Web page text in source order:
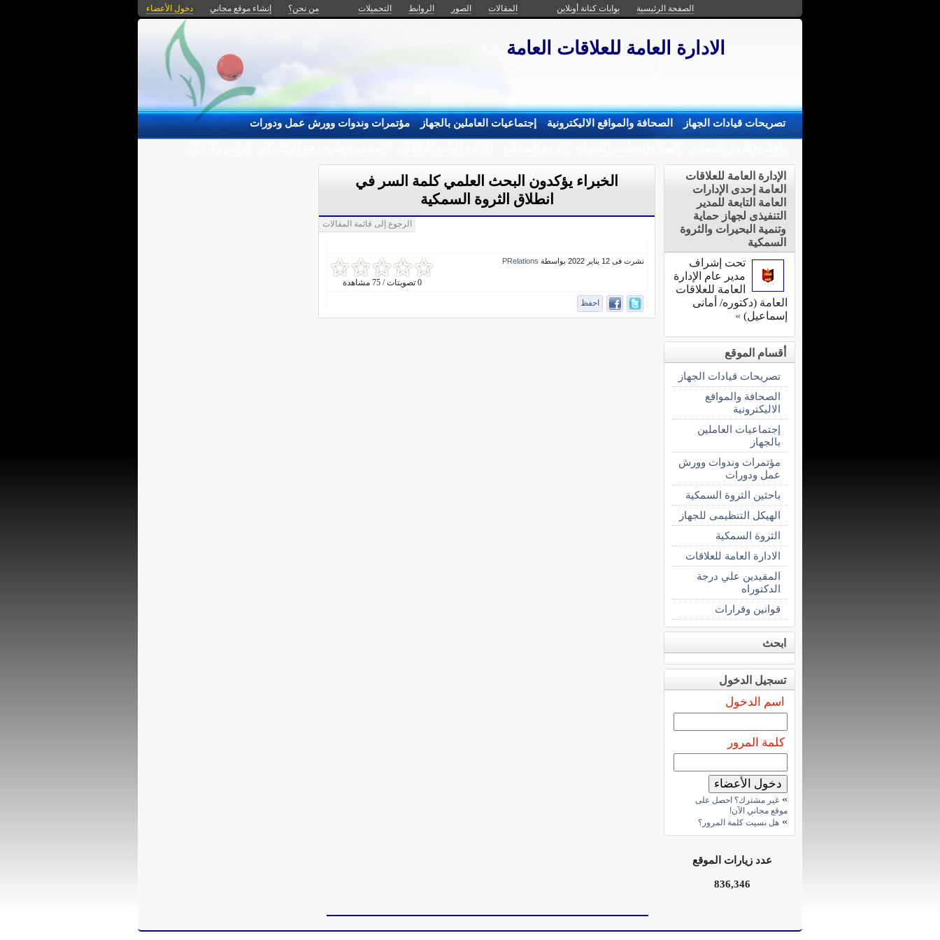
الصفحة الرئيسية بوابات كنانة أونلاين المقالات الصور الروابط التحميلات من نحن؟ إنشاء موقع مجاني دخول الأعضاء
الادارة العامة للعلاقات العامة
تصريحات قيادات الجهاز الصحافة والمواقع الاليكترونية إجتماعيات العاملين بالجهاز مؤتمرات وندوات وورش عمل ودورات
الخبراء يؤكدون البحث العلمي كلمة السر في
انطلاق الثروة السمكية
الرجوع إلى قائمة المقالات
0 تصويتات / 75 مشاهدة
نشرت فى 12 يناير 2022 بواسطة PRelations
احفظ
الإدارة العامة للعلاقات
العامة إحدى الإدارات
العامة التابعة للمدير
التنفيذى لجهاز حماية
وتنمية البحيرات والثروة
السمكية
تحت إشراف
مدير عام الإدارة
العامة للعلاقات
العامة (دكتوره/ أمانى
إسماعيل) »
أقسام الموقع
تصريحات قيادات الجهاز
الصحافة والمواقع
الاليكترونية
إجتماعيات العاملين
بالجهاز
مؤتمرات وندوات وورش
عمل ودورات
باحثين الثروة السمكية
الهيكل التنظيمى للجهاز
الثروة السمكية
الادارة العامة للعلاقات
المقيدين علي درجة
الدكتوراه
قوانين وقرارات
ابحث
تسجيل الدخول
اسم الدخول
كلمة المرور
» غير مشترك؟ احصل على
موقع مجاني الآن!
» هل نسيت كلمة المرور؟
عدد زيارات الموقع
836,346